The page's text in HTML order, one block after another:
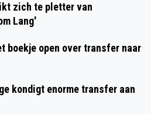
zich te pletter van
Lang'
boekje open over transfer naar
kondigt enorme transfer aan